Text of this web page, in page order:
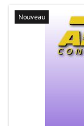
Nouveau